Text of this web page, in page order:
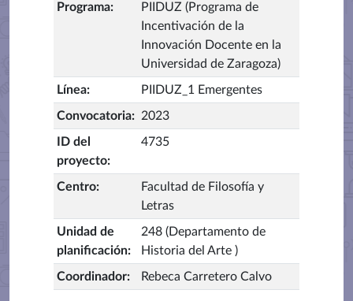
Programa:
PIIDUZ (Programa de
Incentivación de la
Innovación Docente en la
Universidad de Zaragoza)
Línea: PIIDUZ_1 Emergentes
Convocatoria: 2023
ID del
proyecto:
4735
Centro:
Facultad de Filosofía y
Letras
Unidad de
planificación:
248 (Departamento de
Historia del Arte )
Coordinador: Rebeca Carretero Calvo